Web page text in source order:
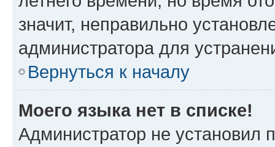
значит, неправильно
администратора для
Вернуться к началу
Моего языка нет в списке!
Администратор не установил